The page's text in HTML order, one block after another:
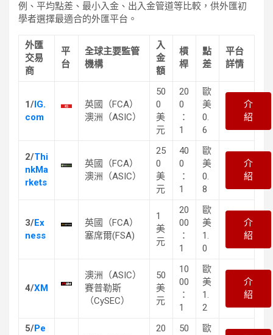
例、平均點差、最小入金、出入金管道等比較，供外匯初
學者選擇最適合的外匯平台。
外匯
交易
商
平
台
全球主要監管
機構
入
金
額
槓
桿
點
差
平台
詳情
1/IG.
com
英國（FCA）
澳洲（ASIC）
50
0
美
元
20
0
：
1
歐
美
0.
6
介
紹
2/Thi
nkMa
rkets
英國（FCA）
澳洲（ASIC）
25
0
美
元
40
0
：
1
歐
美
0.
8
介
紹
3/Ex
ness
英國（FCA）
塞席爾(FSA)
1
美
元
20
00
：
1
歐
美
1.
0
介
紹
4/XM
澳洲（ASIC）
賽普勒斯
（CySEC）
50
美
元
10
00
：
1
歐
美
1.
2
介
紹
5/Pe
20
50
歐